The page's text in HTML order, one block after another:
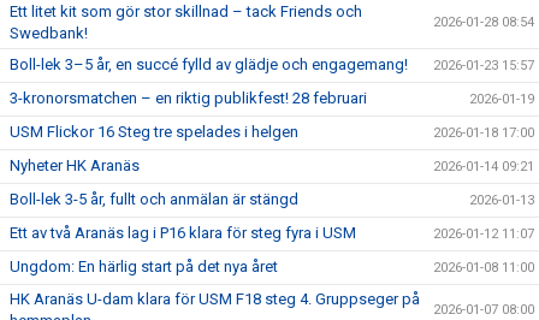
Ett litet kit som gör stor skillnad – tack Friends och
Swedbank!
2026-01-28 08:54
Boll-lek 3–5 år, en succé fylld av glädje och engagemang! 2026-01-23 15:57
3-kronorsmatchen – en riktig publikfest! 28 februari 2026-01-19
USM Flickor 16 Steg tre spelades i helgen 2026-01-18 17:00
Nyheter HK Aranäs 2026-01-14 09:21
Boll-lek 3-5 år, fullt och anmälan är stängd 2026-01-13
Ett av två Aranäs lag i P16 klara för steg fyra i USM 2026-01-12 11:07
Ungdom: En härlig start på det nya året 2026-01-08 11:00
HK Aranäs U-dam klara för USM F18 steg 4. Gruppseger på
2026-01-07 08:00